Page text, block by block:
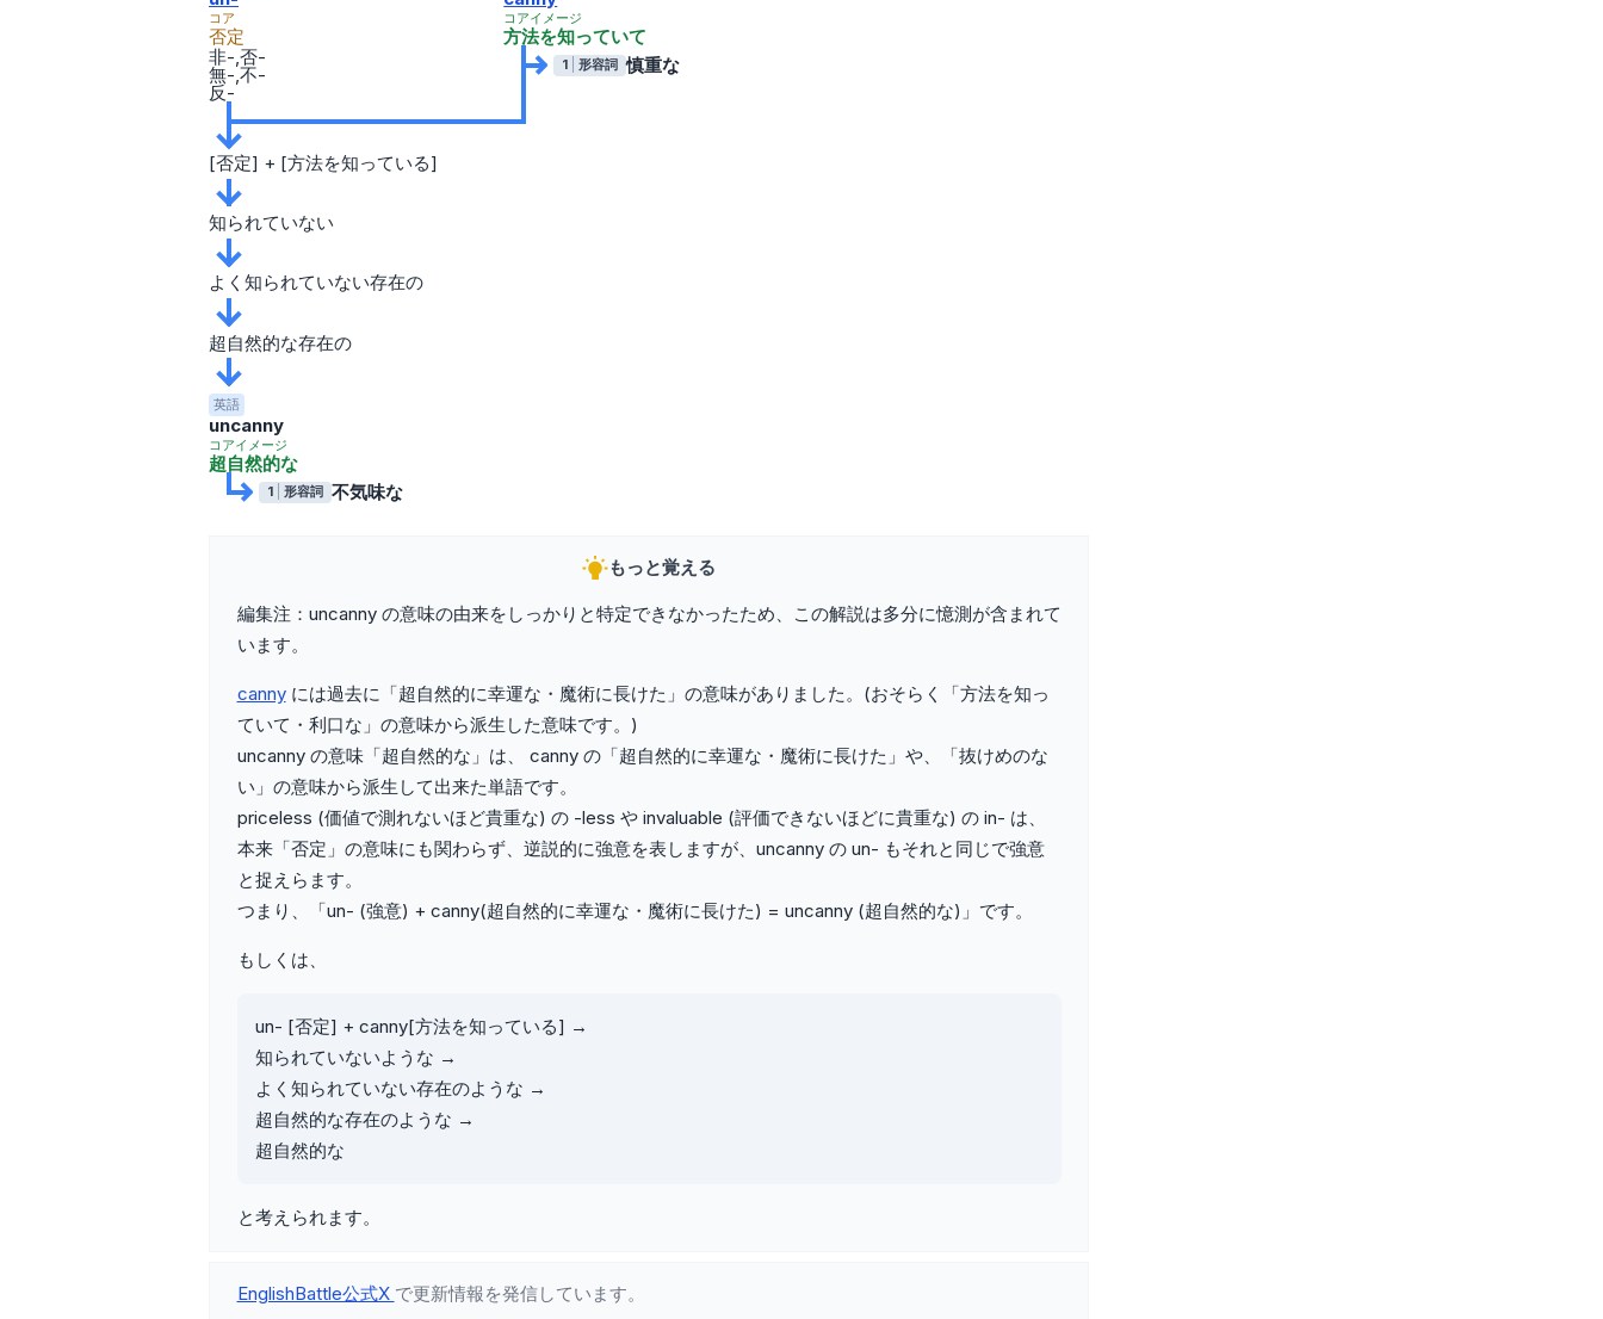
コア
否定
非-,否-
無-,不-
反-
コアイメージ
方法を知っていて
1 形容詞 慎重な
[否定] + [方法を知っている]
知られていない
よく知られていない存在の
超自然的な存在の
英語
uncanny
コアイメージ
超自然的な
1 形容詞 不気味な
もっと覚える
編集注：uncanny の意味の由来をしっかりと特定できなかったため、この解説は多分に憶測が含まれて
います。
cannyには過去に「超自然的に幸運な・魔術に長けた」の意味がありました。(おそらく「方法を知っ
ていて・利口な」の意味から派生した意味です。)
uncanny の意味「​超自然的な」は、 canny の「超自然的に幸運な・魔術に長けた」や、「抜けめのな
い」の意味から派生して出来た単語です。
priceless (価値で測れないほど貴重な) の -less や invaluable (評価できないほどに貴重な) の in- は、
本来「否定」の意味にも関わらず、逆説的に強意を表しますが、uncanny の un- もそれと同じで強意
と捉えらます。
つまり、「un- (強意) + canny(超自然的に幸運な・魔術に長けた) = uncanny (超自然的な)」です。
もしくは、
un- [否定] + canny[方法を知っている] →
知られていないような →
よく知られていない存在のような →
超自然的な存在のような →
超自然的な
と考えられます。
EnglishBattle公式X で更新情報を発信しています。